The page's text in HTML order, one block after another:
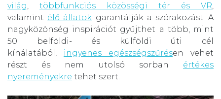
világ
többfunkciós közösségi tér és VR
valamint élő állatok garantálják a szórakozást. A
nagyközönség inspirációt gyűjthet a több, mint
50 belföldi- és külföldi úti cél
kínálatából, ingyenes egészségszűrésen vehet
részt és nem utolsó sorban értékes
nyereményekre tehet szert.